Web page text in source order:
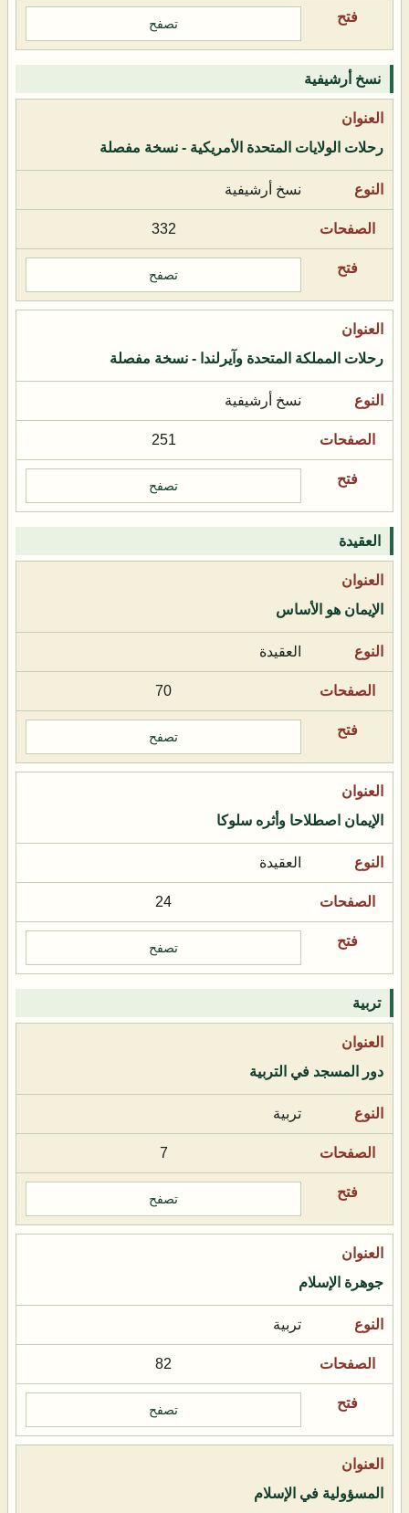
تصفح
نسخ أرشيفية
رحلات الولايات المتحدة الأمريكية - نسخة مفصلة
نسخ أرشيفية
332
تصفح
رحلات المملكة المتحدة وآيرلندا - نسخة مفصلة
نسخ أرشيفية
251
تصفح
العقيدة
الإيمان هو الأساس
العقيدة
70
تصفح
الإيمان اصطلاحا وأثره سلوكا
العقيدة
24
تصفح
تربية
دور المسجد في التربية
تربية
7
تصفح
جوهرة الإسلام
تربية
82
تصفح
المسؤولية في الإسلام